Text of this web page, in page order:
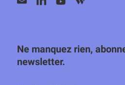
Ne manquez rien,
newsletter.